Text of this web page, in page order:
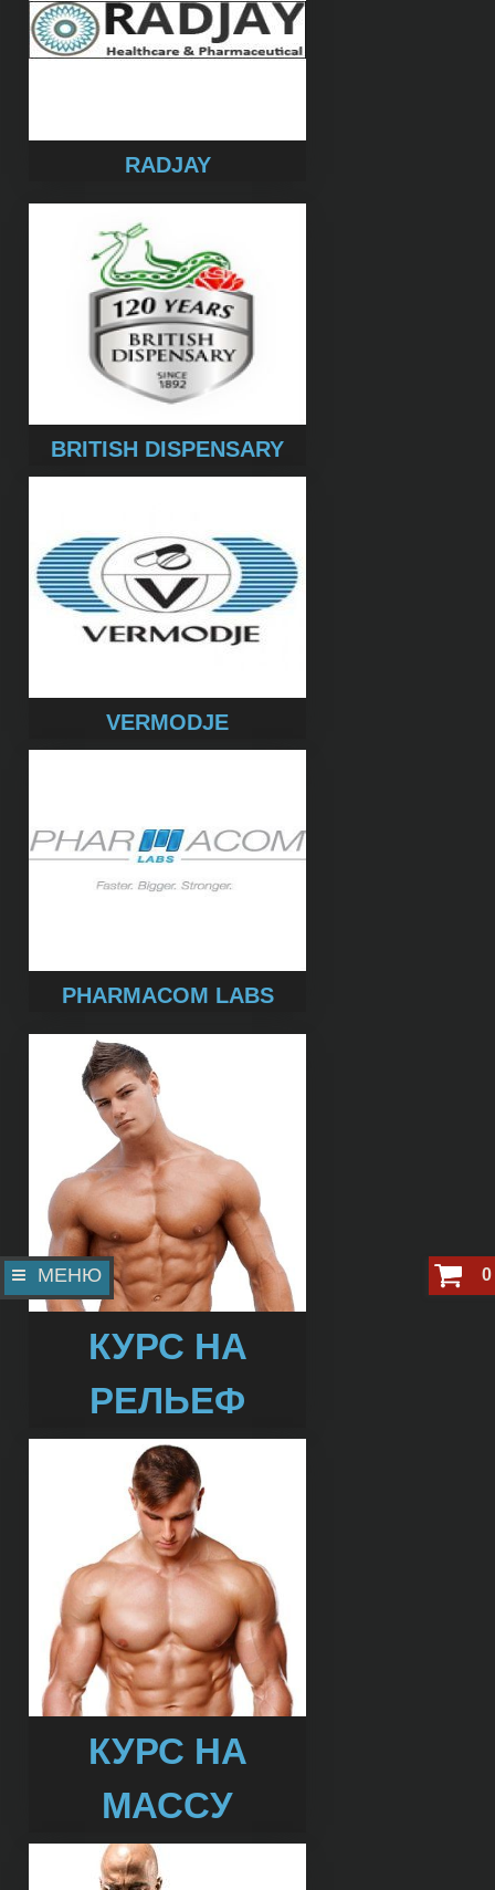
МЕНЮ
RADJAY
BRITISH DISPENSARY
VERMODJE
PHARMACOM LABS
КУРС НА
РЕЛЬЕФ
КУРС НА
МАССУ
0